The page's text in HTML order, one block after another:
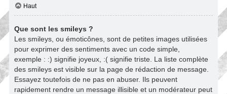
Haut
Que sont les smileys ?
Les smileys, ou émoticônes, sont de petites images utilisées
pour exprimer des sentiments avec un code simple,
exemple : :) signifie joyeux, :( signifie triste. La liste complète
des smileys est visible sur la page de rédaction de message.
Essayez toutefois de ne pas en abuser. Ils peuvent
rapidement rendre un message illisible et un modérateur peut